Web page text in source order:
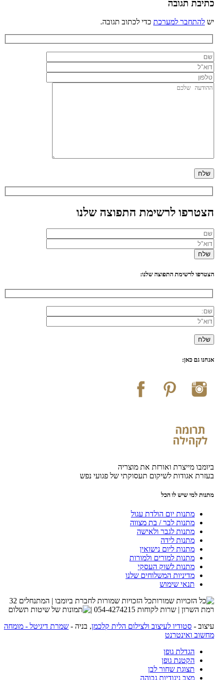
כתיבת תגובה
יש להתחבר למערכת כדי לכתוב תגובה.
הצטרפו לרשימת התפוצה שלנו
הצטרפו לרשימת התפוצה שלנו:
אנחנו גם כאן:
ביומבו מייצרת ואורזת את מוצריה
בעזרת אגודות לשיקום תעסוקתי של פגועי נפש
מתנות למי שיש לו הכל
מתנות יום הולדת עגול
מתנות לבר / בת מצווה
מתנות לגבר ולאישה
מתנות לידה
מתנות ליום נישואין
מתנות למורים ולמורות
מתנות לשוק העסקי
מדיניות המשלוחים שלנו
תנאי שימוש
כל הזכויות שמורות לחברת ביומבו | המתנחלים 32
רמת השרון | שרות לקוחות 054-4274215 |
עיצוב - סטודיו לעיצוב ולצילום הלית קלכמן, בניה - שמרת דיגיטל - מומחה
מחשוב ואינטרנט
הגדלת גופן
הקטנת גופן
תצוגת שחור לבן
מצב ניגודיות גבוהה